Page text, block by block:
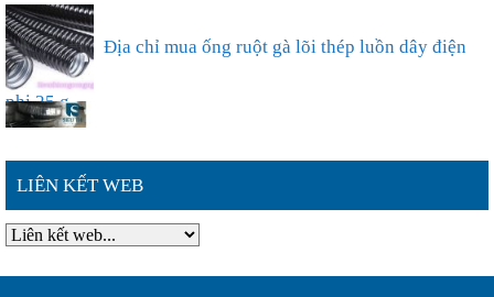
phi 25 g...
Ống ruột gà lõi thép bọc nhựa phi 63,sự lựa chọn
thông ...
Đặc điểm nổi bật của ống ruột gà lõi thép bọc
LIÊN KẾT WEB